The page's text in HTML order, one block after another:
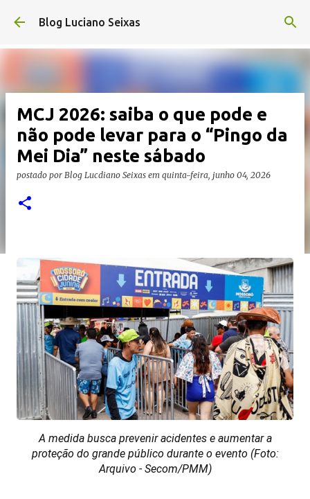
Pular para o conteúdo principal
Blog Luciano Seixas
MCJ 2026: saiba o que pode e
não pode levar para o “Pingo da
Mei Dia” neste sábado
postado por Blog Lucdiano Seixas em quinta-feira, junho 04, 2026
A medida busca prevenir acidentes e aumentar a
proteção do grande público durante o evento (Foto:
Arquivo - Secom/PMM)